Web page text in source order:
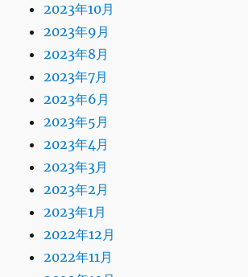
2023年10月
2023年9月
2023年8月
2023年7月
2023年6月
2023年5月
2023年4月
2023年3月
2023年2月
2023年1月
2022年12月
2022年11月